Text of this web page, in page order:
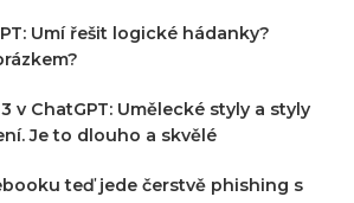
Umí řešit logické hádanky?
v ChatGPT: Umělecké styly a styly
Je to dlouho a skvělé
teď jede čerstvě phishing s